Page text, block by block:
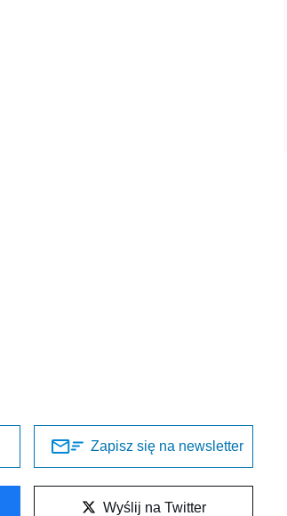
Zapisz się na newsletter
Wyślij na Twitter